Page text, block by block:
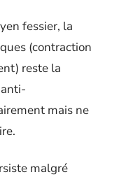
fessier, la
(contraction
reste la
mais ne
malgré